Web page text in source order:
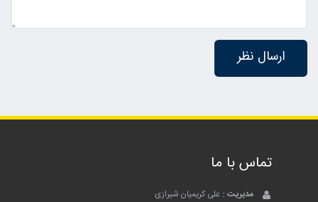
تماس با ما
مدیریت : علی کریمیان شیرازی